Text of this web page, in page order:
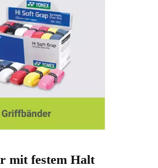
mit festem Halt